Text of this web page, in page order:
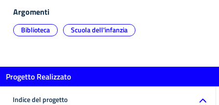
Argomenti
Biblioteca Scuola dell'infanzia
Progetto Realizzato
Indice del progetto